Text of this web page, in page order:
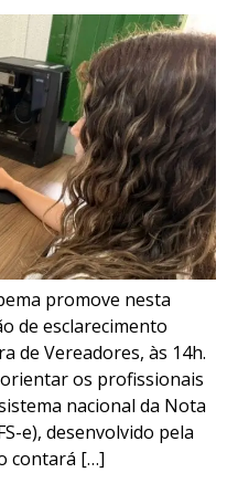
promove nesta
de esclarecimento
de Vereadores, às 14h.
os profissionais
nacional da Nota
e), desenvolvido pela
contará […]